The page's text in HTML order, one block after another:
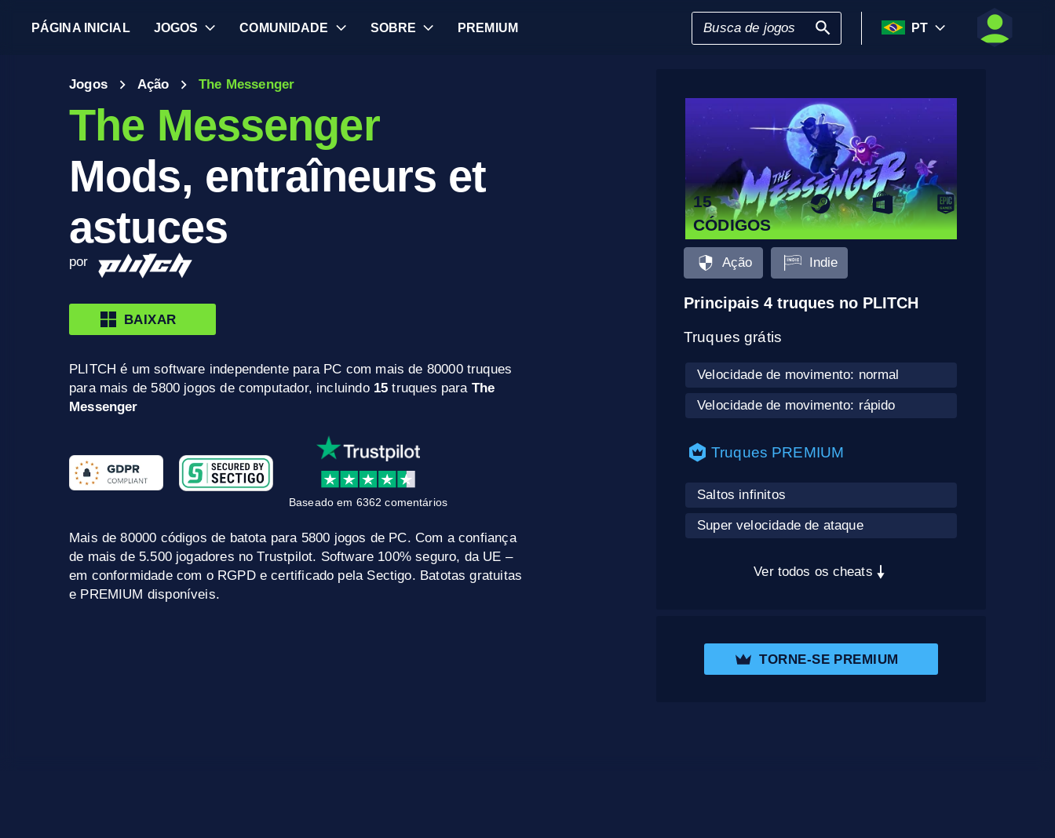
PÁGINA INICIAL JOGOS COMUNIDADE SOBRE PREMIUM PT
Jogos Ação The Messenger
The Messenger
Mods, entraîneurs et
astuces
por
BAIXAR
PLITCH é um software independente para PC com mais de 80000 truques
para mais de 5800 jogos de computador, incluindo 15 truques para The
Messenger
Baseado em 6362 comentários
Mais de 80000 códigos de batota para 5800 jogos de PC. Com a confiança
de mais de 5.500 jogadores no Trustpilot. Software 100% seguro, da UE –
em conformidade com o RGPD e certificado pela Sectigo. Batotas gratuitas
e PREMIUM disponíveis.
15
CÓDIGOS
Ação Indie
Principais 4 truques no PLITCH
Truques grátis
Velocidade de movimento: normal
Velocidade de movimento: rápido
Truques PREMIUM
Saltos infinitos
Super velocidade de ataque
Ver todos os cheats
TORNE-SE PREMIUM